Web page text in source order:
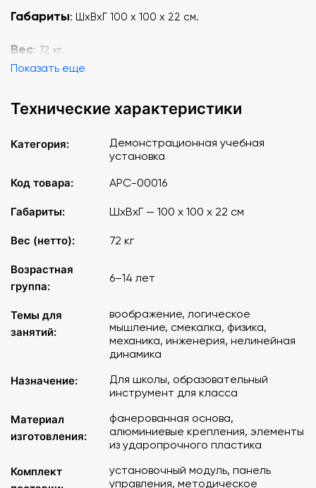
Габариты: ШхВхГ 100 х 100 х 22 см.
Вес: 72 кг.
Показать еще
Технические характеристики
Категория:
Демонстрационная учебная
установка
Код товара:
АРС-00016
Габариты: ШхВхГ — 100 х 100 х 22 см
Вес (нетто): 72 кг
Возрастная
группа:
6–14 лет
Темы для
занятий:
воображение, логическое
мышление, смекалка, физика,
механика, инженерия, нелинейная
динамика
Назначение:
Для школы, образовательный
инструмент для класса
Материал
изготовления:
фанерованная основа,
алюминиевые крепления, элементы
из ударопрочного пластика
Комплект
установочный модуль, панель
управления, методическое